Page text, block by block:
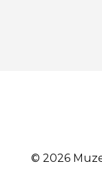
© 2026